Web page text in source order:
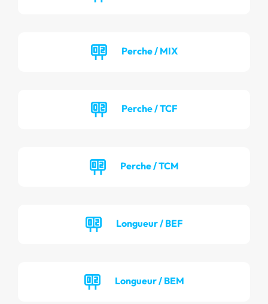
Perche / MIX
Perche / TCF
Perche / TCM
Longueur / BEF
Longueur / BEM